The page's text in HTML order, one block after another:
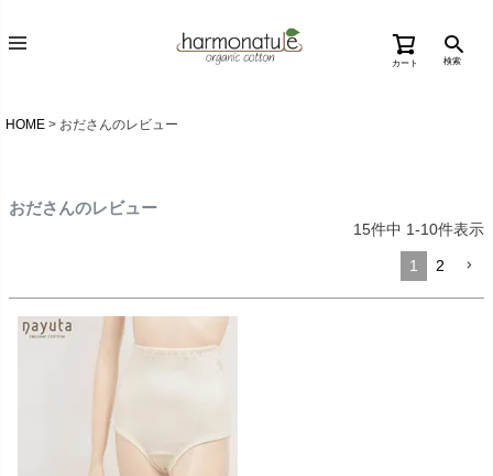
カート 検索
HOME おださんのレビュー
おださんのレビュー
15件中 1-10件表示
1 2